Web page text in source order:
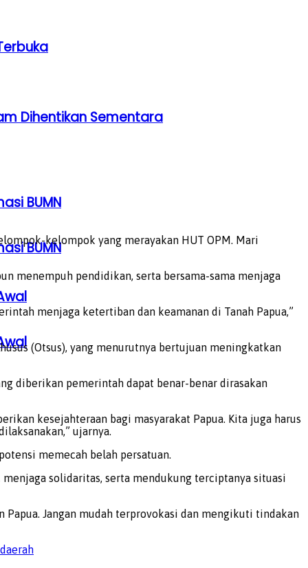
BUMN
BUMN
Dihentikan Sementara
kelompok yang merayakan HUT OPM. Mari
menempuh pendidikan, serta bersama-sama menjaga
menjaga ketertiban dan keamanan di Tanah Papua,”
(Otsus), yang menurutnya bertujuan meningkatkan
diberikan pemerintah dapat benar-benar dirasakan
kesejahteraan bagi masyarakat Papua. Kita juga harus
ujarnya.
memecah belah persatuan.
solidaritas, serta mendukung terciptanya situasi
Jangan mudah terprovokasi dan mengikuti tindakan